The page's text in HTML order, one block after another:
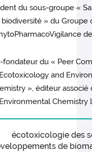
du sous-groupe «
» du Groupe
de
fondateur du « Peer
Ecotoxicology and
», éditeur associé
Chemistry
écotoxicologie des
de